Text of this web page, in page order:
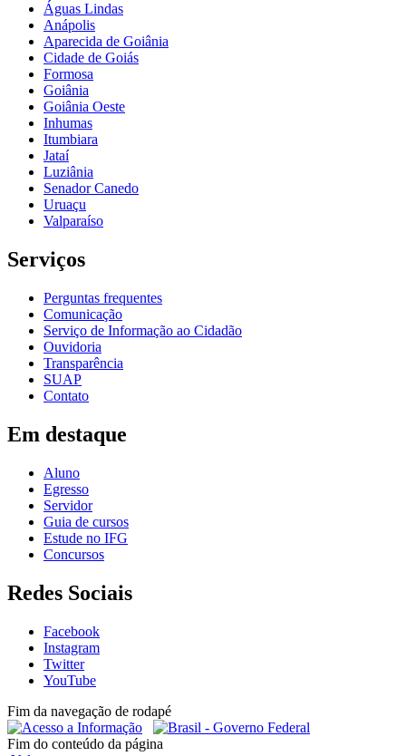
Águas Lindas
Anápolis
Aparecida de Goiânia
Cidade de Goiás
Formosa
Goiânia
Goiânia Oeste
Inhumas
Itumbiara
Jataí
Luziânia
Senador Canedo
Uruaçu
Valparaíso
Serviços
Perguntas frequentes
Comunicação
Serviço de Informação ao Cidadão
Ouvidoria
Transparência
SUAP
Contato
Em destaque
Aluno
Egresso
Servidor
Guia de cursos
Estude no IFG
Concursos
Redes Sociais
Facebook
Instagram
Twitter
YouTube
Fim da navegação de rodapé
Fim do conteúdo da página